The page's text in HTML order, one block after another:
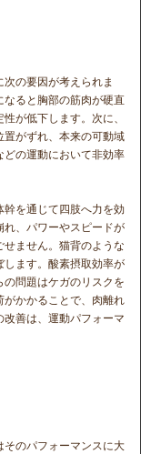
の要因が考えられま
ると胸部の筋肉が硬直
が低下します。次に、
がずれ、本来の可動域
の運動において非効率
を通じて四肢へ力を効
、パワーやスピードが
ません。猫背のような
ます。酸素摂取効率が
問題はケガのリスクを
かかることで、肉離れ
善は、運動パフォーマ
そのパフォーマンスに大